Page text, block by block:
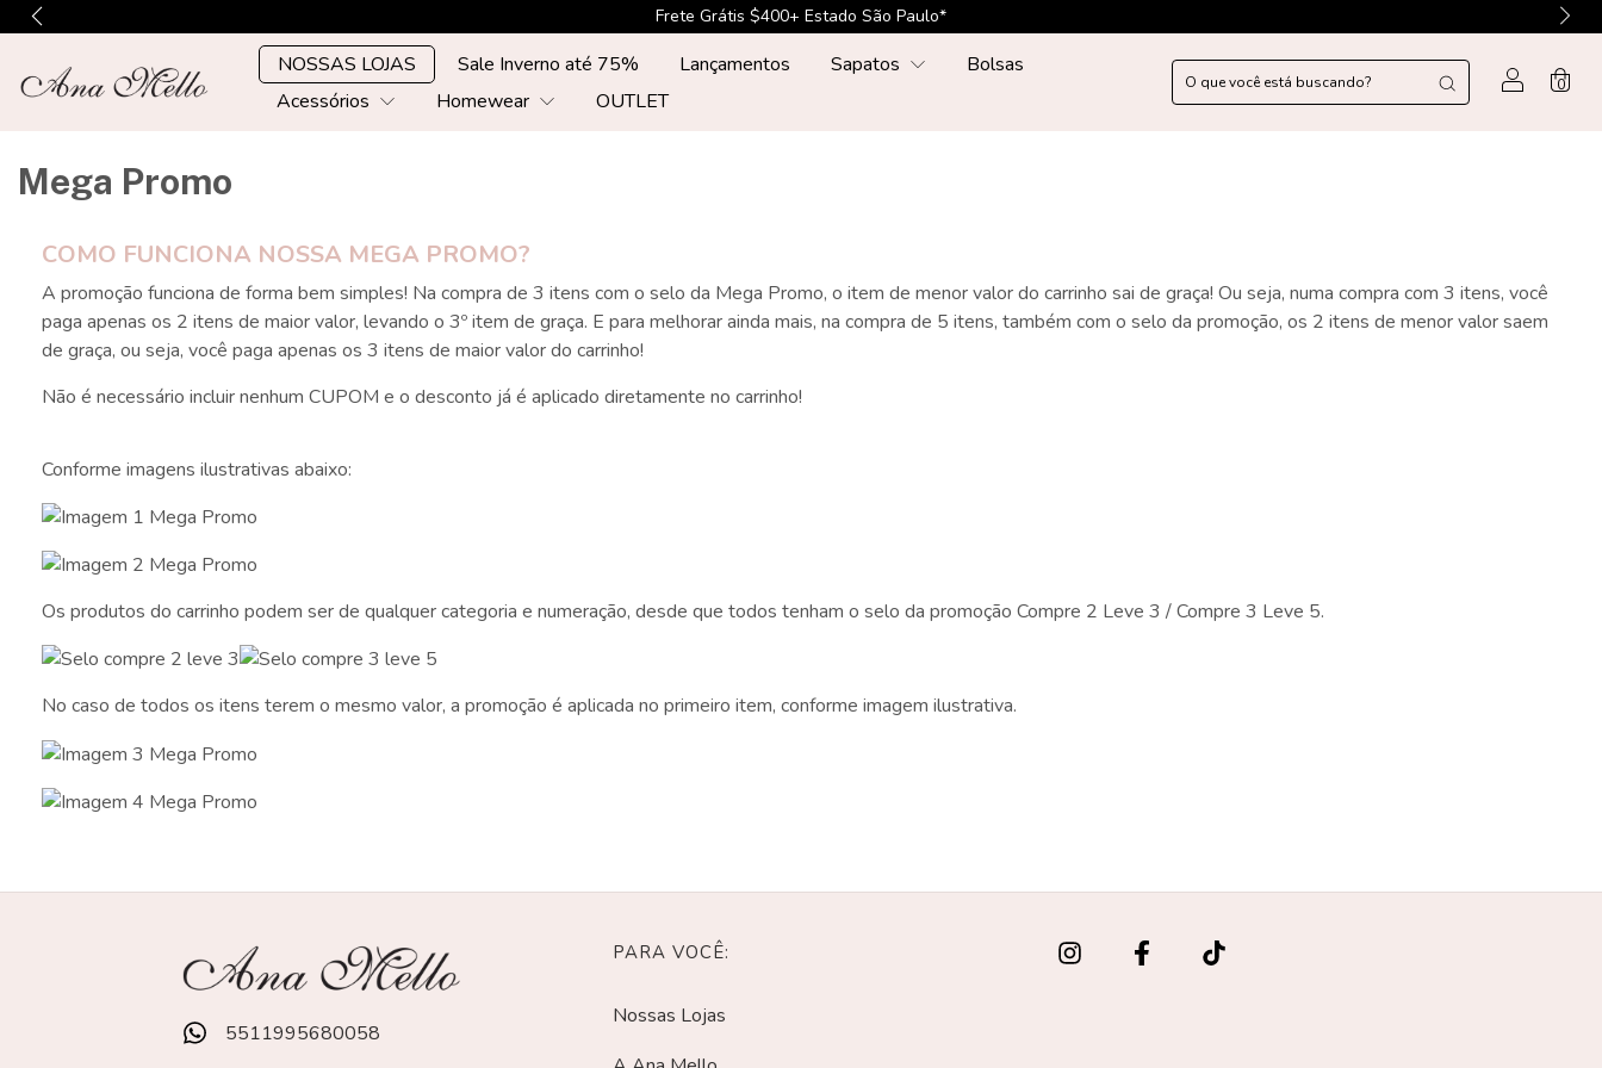
Frete Grátis $400+ Estado São Paulo*
NOSSAS LOJAS Sale Inverno até 75% Lançamentos Sapatos
Bolsas
Acessórios
Homewear OUTLET
0
Mega Promo
COMO FUNCIONA NOSSA MEGA PROMO?
A promoção funciona de forma bem simples! Na compra de 3 itens com o selo da Mega Promo, o item de menor valor do carrinho sai de graça! Ou seja, numa compra com 3 itens, você
paga apenas os 2 itens de maior valor, levando o 3º item de graça. E para melhorar ainda mais, na compra de 5 itens, também com o selo da promoção, os 2 itens de menor valor saem
de graça, ou seja, você paga apenas os 3 itens de maior valor do carrinho!
Não é necessário incluir nenhum CUPOM e o desconto já é aplicado diretamente no carrinho!
Conforme imagens ilustrativas abaixo:
Os produtos do carrinho podem ser de qualquer categoria e numeração, desde que todos tenham o selo da promoção Compre 2 Leve 3 / Compre 3 Leve 5.
No caso de todos os itens terem o mesmo valor, a promoção é aplicada no primeiro item, conforme imagem ilustrativa.
5511995680058
PARA VOCÊ:
Nossas Lojas